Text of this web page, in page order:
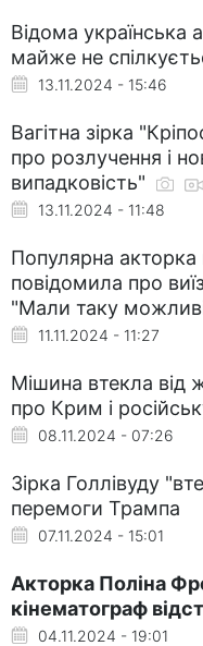
Відома українська
майже не
13.11.2024 - 15:46
Вагітна зірка
про розлучення і
випадковість"
13.11.2024 - 11:48
Популярна акторка
повідомила про
"Мали таку
11.11.2024 - 11:27
Мішина втекла від
про Крим і
08.11.2024 - 07:26
Зірка Голлівуду
перемоги Трампа
07.11.2024 - 15:01
Акторка Поліна
кінематограф
04.11.2024 - 19:01